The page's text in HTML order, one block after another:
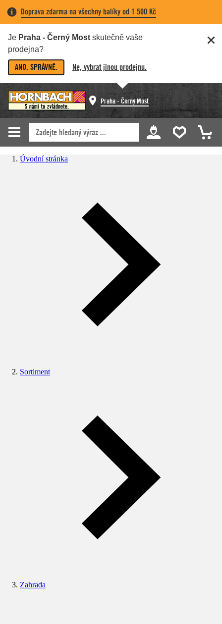
Doprava zdarma na všechny balíky od 1 500 Kč
Je Praha - Černý Most skutečně vaše
prodejna?
ANO, SPRÁVNĚ. Ne, vybrat jinou prodejnu.
Praha - Černý Most
Úvodní stránka
Sortiment
Zahrada